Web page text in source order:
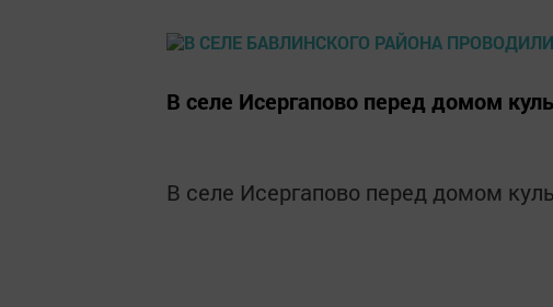
В селе Исергапово перед домом
В селе Исергапово перед домом